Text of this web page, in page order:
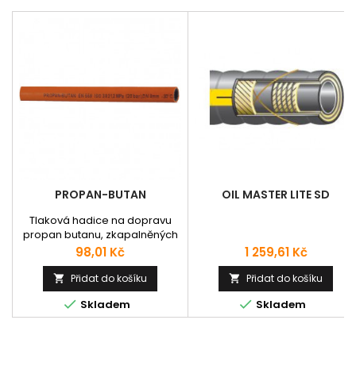
PROPAN-BUTAN
Tlaková hadice na dopravu
propan butanu, zkapalněných
ropných plynů (LPG), zemních
plynů (CNG) a směsi
methylacetylenu a
propandienu (MPS). Rozměry v
mm: Vnitřní / Vnější průměr
Cena
98,01 Kč
 Přidat do košíku
 Skladem
OIL MASTER LITE SD
Cena
1 259,61 Kč
 Přidat do košíku
 Skladem